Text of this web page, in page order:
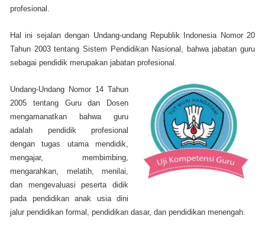
profesional.
Hal ini sejalan dengan Undang-undang Republik Indonesia Nomor 20
Tahun 2003 tentang Sistem Pendidikan Nasional, bahwa jabatan guru
sebagai pendidik merupakan jabatan profesional.
Undang-Undang Nomor 14 Tahun
2005 tentang Guru dan Dosen
mengamanatkan bahwa guru
adalah pendidik profesional
dengan tugas utama mendidik,
mengajar, membimbing,
mengarahkan, melatih, menilai,
dan mengevaluasi peserta didik
pada pendidikan anak usia dini
jalur pendidikan formal, pendidikan dasar, dan pendidikan menengah.